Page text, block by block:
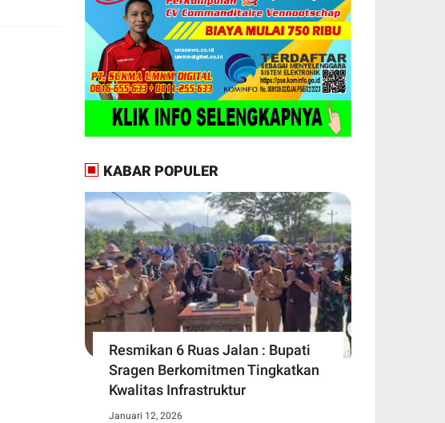
KABAR POPULER
Resmikan 6 Ruas Jalan : Bupati
Sragen Berkomitmen Tingkatkan
Kwalitas Infrastruktur
Januari 12, 2026